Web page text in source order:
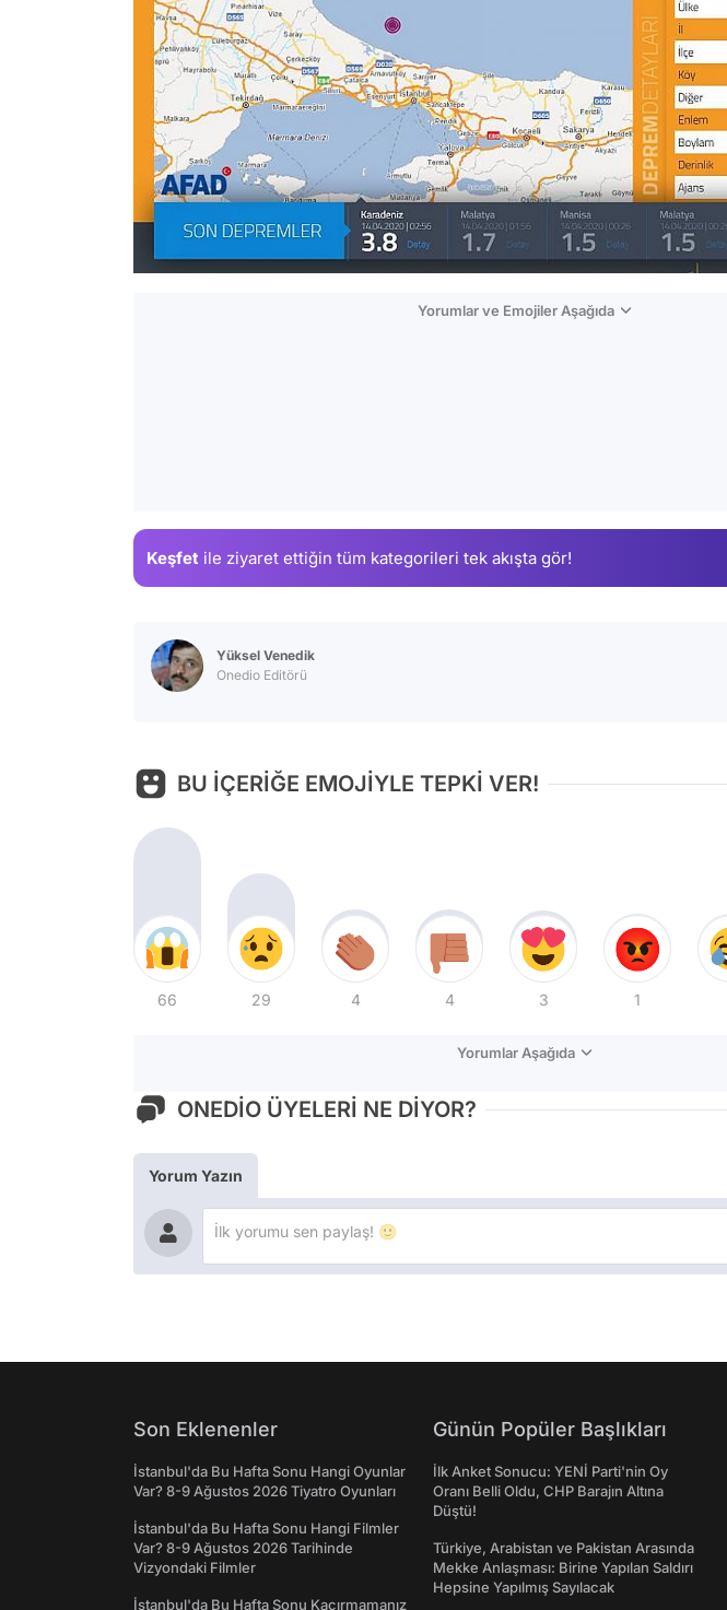
Yorumlar ve Emojiler Aşağıda
Keşfet ile ziyaret ettiğin tüm kategorileri tek akışta gör!
Yüksel Venedik
Onedio Editörü
BU İÇERİĞE EMOJİYLE TEPKİ VER!
66 29 4 4 3 1
Yorumlar Aşağıda
ONEDİO ÜYELERİ NE DİYOR?
Yorum Yazın
Son Eklenenler
İstanbul'da Bu Hafta Sonu Hangi Oyunlar
Var? 8-9 Ağustos 2026 Tiyatro Oyunları
İstanbul'da Bu Hafta Sonu Hangi Filmler
Var? 8-9 Ağustos 2026 Tarihinde
Vizyondaki Filmler
İstanbul'da Bu Hafta Sonu Kaçırmamanız
Günün Popüler Başlıkları
İlk Anket Sonucu: YENİ Parti'nin Oy
Oranı Belli Oldu, CHP Barajın Altına
Düştü!
Türkiye, Arabistan ve Pakistan Arasında
Mekke Anlaşması: Birine Yapılan Saldırı
Hepsine Yapılmış Sayılacak